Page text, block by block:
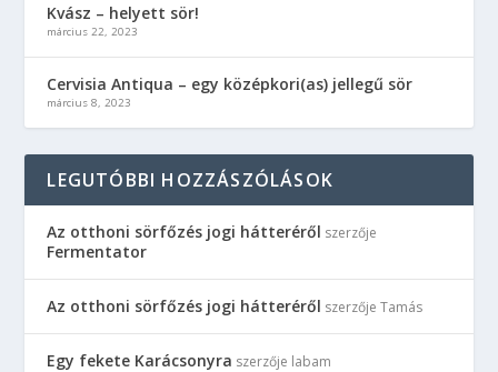
Kvász – helyett sör!
március 22, 2023
Cervisia Antiqua – egy középkori(as) jellegű sör
március 8, 2023
LEGUTÓBBI HOZZÁSZÓLÁSOK
Az otthoni sörfőzés jogi hátteréről szerzője
Fermentator
Az otthoni sörfőzés jogi hátteréről szerzőjeTamás
Egy fekete Karácsonyra szerzője labam